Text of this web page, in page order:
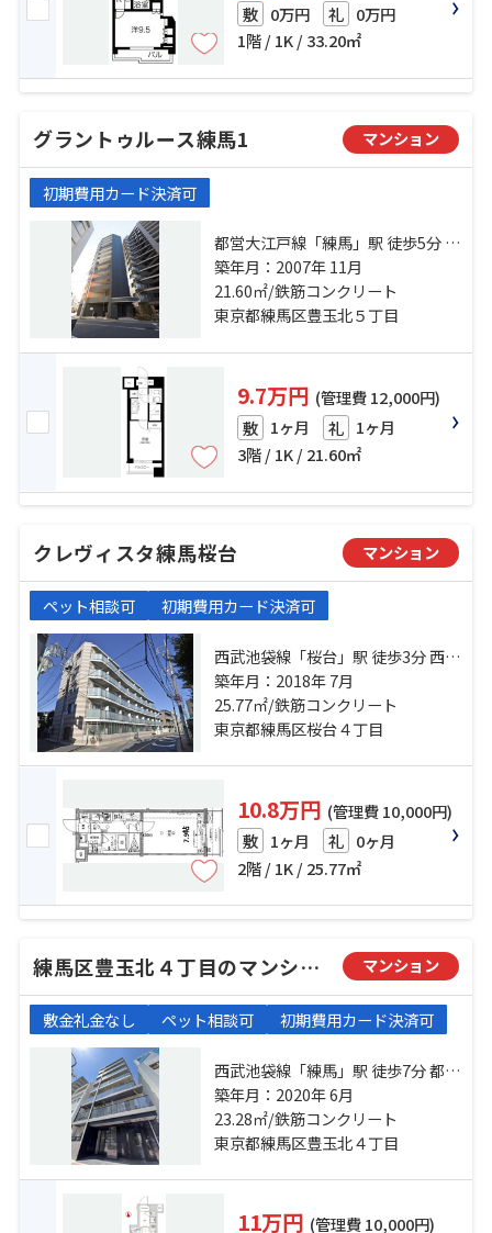
敷 0万円 礼 0万円
1階 / 1K / 33.20㎡
グラントゥルース練馬1 マンション
初期費用カード決済可
都営大江戸線「練馬」駅 徒歩5分 西
武池袋線「桜台」駅 徒歩12分 西武
有楽町線「新桜台」駅 徒歩20分
築年月：2007年 11月
21.60㎡/鉄筋コンクリート
東京都練馬区豊玉北５丁目
9.7万円 (管理費 12,000円)
敷 1ヶ月 礼 1ヶ月
3階 / 1K / 21.60㎡
クレヴィスタ練馬桜台 マンション
ペット相談可 初期費用カード決済可
西武池袋線「桜台」駅 徒歩3分 西武
有楽町線「新桜台」駅 徒歩9分 都営
大江戸線「練馬」駅 徒歩10分
築年月：2018年 7月
25.77㎡/鉄筋コンクリート
東京都練馬区桜台４丁目
10.8万円 (管理費 10,000円)
敷 1ヶ月 礼 0ヶ月
2階 / 1K / 25.77㎡
練馬区豊玉北４丁目のマンション マンション
敷金礼金なし ペット相談可 初期費用カード決済可
西武池袋線「練馬」駅 徒歩7分 都営
大江戸線「新江古田」駅 徒歩16分
西武有楽町線「新桜台」駅 徒歩17
分
築年月：2020年 6月
23.28㎡/鉄筋コンクリート
東京都練馬区豊玉北４丁目
11万円 (管理費 10,000円)